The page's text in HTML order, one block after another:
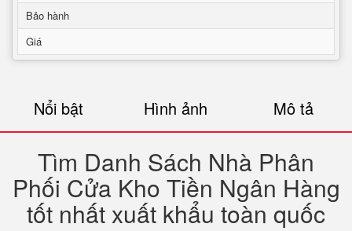
Bảo hành
Giá
Nổi bật Hình ảnh Mô tả
Tìm Danh Sách Nhà Phân
Phối Cửa Kho Tiền Ngân Hàng
tốt nhất xuất khẩu toàn quốc